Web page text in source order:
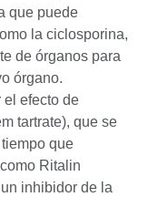
que puede
la ciclosporina,
de órganos para
órgano.
el efecto de
tartrate), que se
que
Ritalin
inhibidor de la